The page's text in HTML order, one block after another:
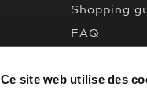
Ce site web utilise des
Shopping
FAQ
Quality